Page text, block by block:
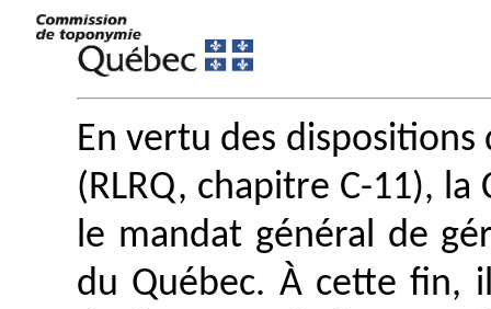
En vertu des dispositions
(RLRQ, chapitre C-11),
le mandat général de
du Québec. À cette fin,